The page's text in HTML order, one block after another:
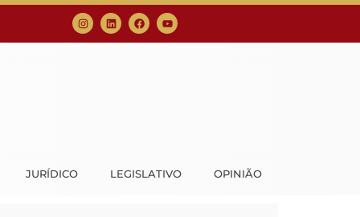
JURÍDICO LEGISLATIVO OPINIÃO